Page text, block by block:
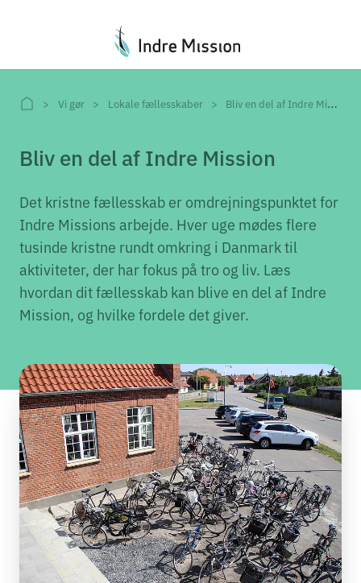
Vi gør Lokale fællesskaber Bliv en del af Indre Mission
Bliv en del af Indre Mission
Det kristne fællesskab er omdrejningspunktet for
Indre Missions arbejde. Hver uge mødes flere
tusinde kristne rundt omkring i Danmark til
aktiviteter, der har fokus på tro og liv. Læs
hvordan dit fællesskab kan blive en del af Indre
Mission, og hvilke fordele det giver.